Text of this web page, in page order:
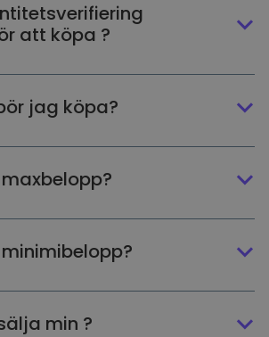
att köpa ?
jag köpa?
min ?